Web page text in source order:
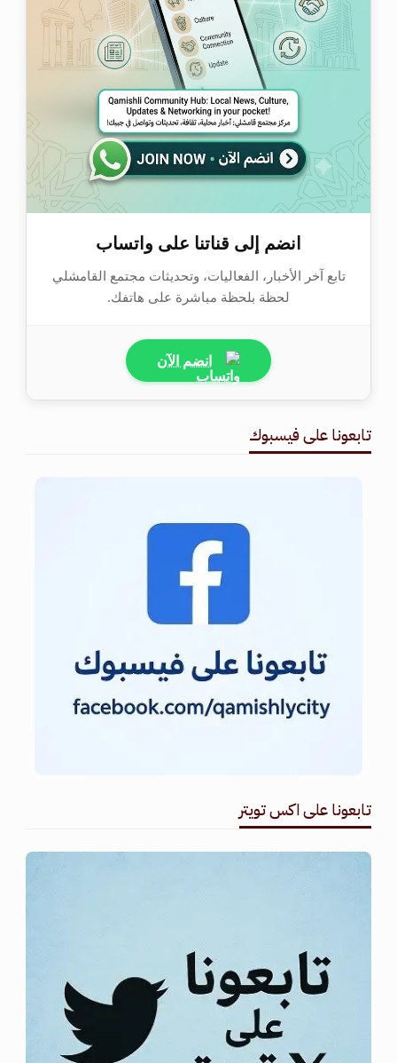
انضم إلى قناتنا على واتساب
تابع آخر الأخبار، الفعاليات، وتحديثات مجتمع القامشلي
لحظة بلحظة مباشرة على هاتفك.
انضم الآن
تابعونا على فيسبوك
تابعونا على اكس تويتر